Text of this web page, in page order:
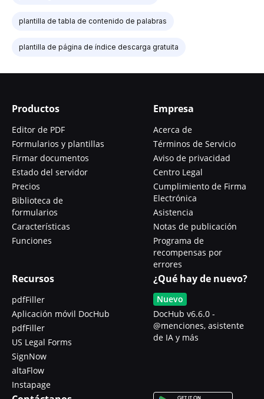
plantilla de tabla de contenido de palabras
plantilla de página de índice descarga gratuita
Productos
Editor de PDF
Formularios y plantillas
Firmar documentos
Estado del servidor
Precios
Biblioteca de
formularios
Características
Funciones
Empresa
Acerca de
Términos de Servicio
Aviso de privacidad
Centro Legal
Cumplimiento de Firma
Electrónica
Asistencia
Notas de publicación
Programa de
recompensas por
errores
Recursos
pdfFiller
Aplicación móvil DocHub
pdfFiller
US Legal Forms
SignNow
altaFlow
Instapage
¿Qué hay de nuevo?
Nuevo
DocHub v6.6.0 -
@menciones, asistente
de IA y más